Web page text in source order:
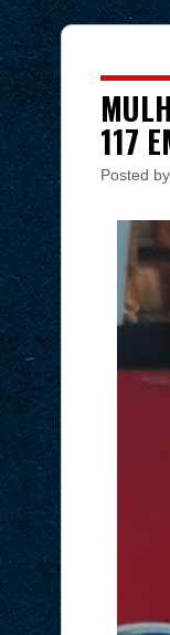
117
Posted by